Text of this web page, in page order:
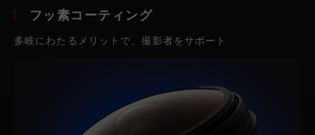
フッ素コーティング
多岐にわたるメリットで、撮影者をサポート